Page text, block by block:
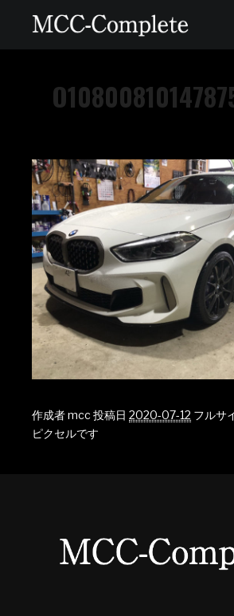
作成者mcc投稿日 2020-07-12 フルサ
ピクセルです